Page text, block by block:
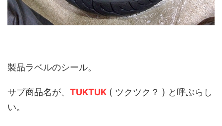
製品ラベルのシール。
サブ商品名が、 TUKTUK ( ツクツク？ ) と呼ぶらし
い。